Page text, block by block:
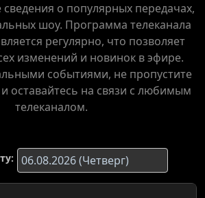
о популярных передачах,
шоу. Программа телеканала
регулярно, что позволяет
изменений и новинок в эфире.
событиями, не пропустите
оставайтесь на связи с любимым
телеканалом.